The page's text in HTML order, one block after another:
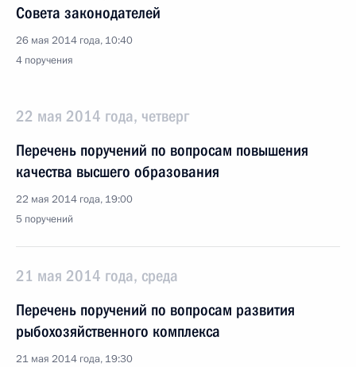
Совета законодателей
26 мая 2014 года, 10:40
4 поручения
22 мая 2014 года, четверг
Перечень поручений по вопросам повышения
качества высшего образования
22 мая 2014 года, 19:00
5 поручений
21 мая 2014 года, среда
Перечень поручений по вопросам развития
рыбохозяйственного комплекса
21 мая 2014 года, 19:30